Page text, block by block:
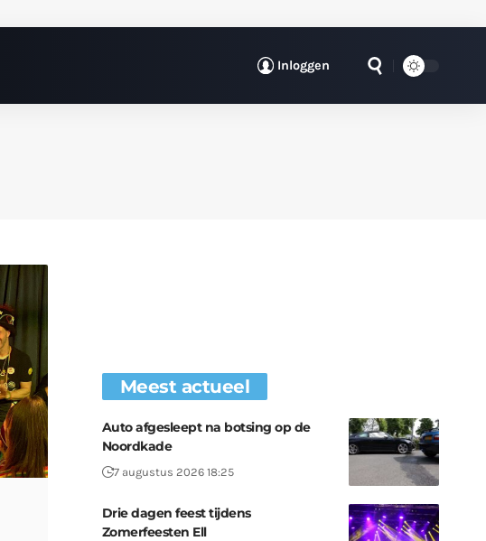
Inloggen
Meest actueel
Auto afgesleept na botsing op de
Noordkade
7 augustus 2026 18:25
Drie dagen feest tijdens
Zomerfeesten Ell